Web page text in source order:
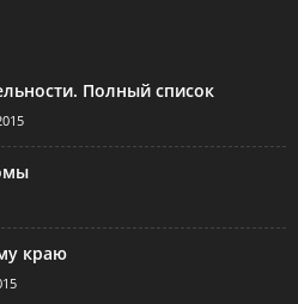
Полный список
краю